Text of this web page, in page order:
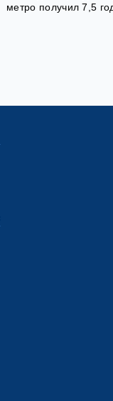
метро получил 7,5